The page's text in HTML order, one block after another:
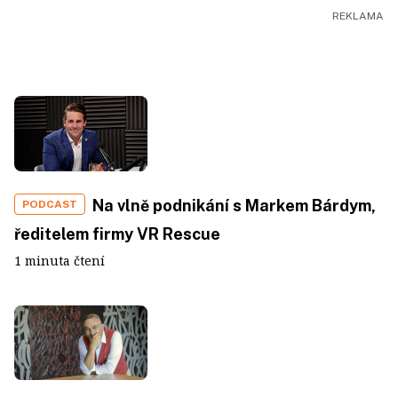
PODCAST
Na vlně podnikání s Markem Bárdym,
ředitelem firmy VR Rescue
1 minuta čtení